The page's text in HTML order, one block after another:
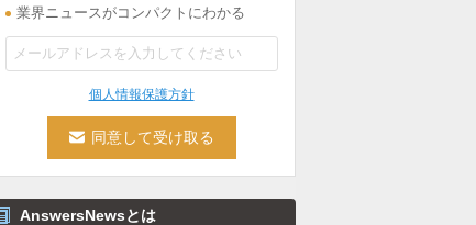
業界ニュースがコンパクトにわかる
個人情報保護方針
AnswersNewsとは